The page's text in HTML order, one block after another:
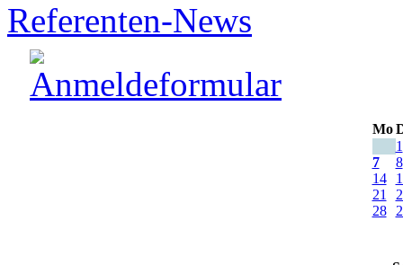
Referenten-News
Mo
1
7
8
14
21
28